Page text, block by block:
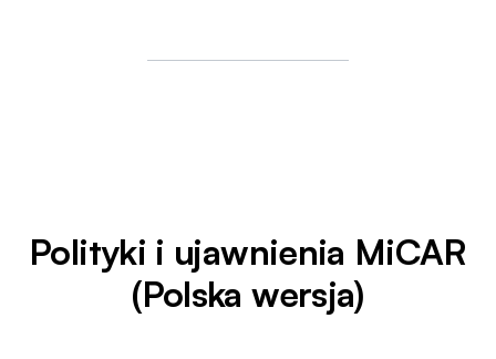
Polityki i ujawnienia MiCAR
(Polska wersja)